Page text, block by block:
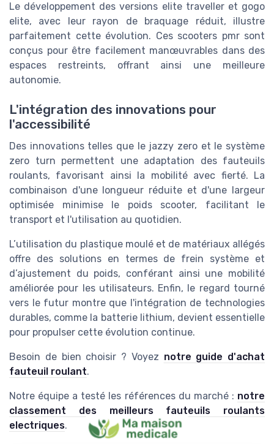
Le développement des versions elite travelleret gogo
elite, avec leur rayon de braquage réduit, illustre
parfaitement cette évolution. Ces scooters pmrsont
conçus pour être facilement manœuvrables dans des
espaces restreints, offrant ainsi une meilleure
autonomie.
L'intégration des innovations pour
l'accessibilité
Des innovations telles que le jazzy zero et le système
zero turn permettent une adaptation des fauteuils
roulants, favorisant ainsi la mobilité avec fierté. La
combinaison d'une longueur réduite et d'une largeur
optimisée minimise le poids scooter, facilitant le
transport et l'utilisation au quotidien.
L’utilisation du plastique mouléet de matériaux allégés
offre des solutions en termes de frein système et
d’ajustement du poids, conférant ainsi une mobilité
améliorée pour les utilisateurs. Enfin, le regard tourné
vers le futur montre que l'intégration de technologies
durables, comme la batterie lithium, devient essentielle
pour propulser cette évolution continue.
Besoin de bien choisir ? Voyez notre guide d'achat
fauteuil roulant.
Notre équipe a testé les références du marché : notre
classement des meilleurs fauteuils roulants
electriques.